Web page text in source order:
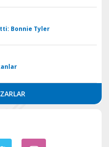
Bonnie Tyler